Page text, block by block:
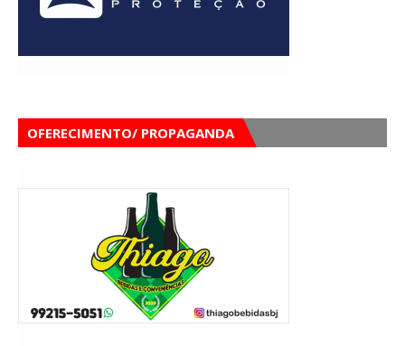
OFERECIMENTO/ PROPAGANDA